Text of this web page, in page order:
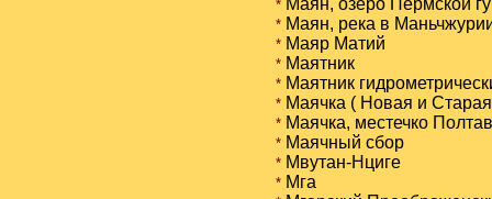
*Маян, озеро Пермской
*Маян, река в
*Маяр Матий
*Маятник
*Маятник
*Маячка ( Новая и
*Маячка, местечко
*Маячный сбор
*Мвутан-Нциге
*Мга